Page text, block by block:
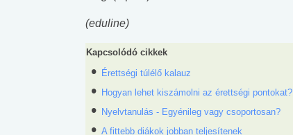
(eduline)
Kapcsolódó cikkek
Érettségi túlélő kalauz
Hogyan lehet kiszámolni az érettségi pontokat?
Nyelvtanulás - Egyénileg vagy csoportosan?
A fittebb diákok jobban teljesítenek